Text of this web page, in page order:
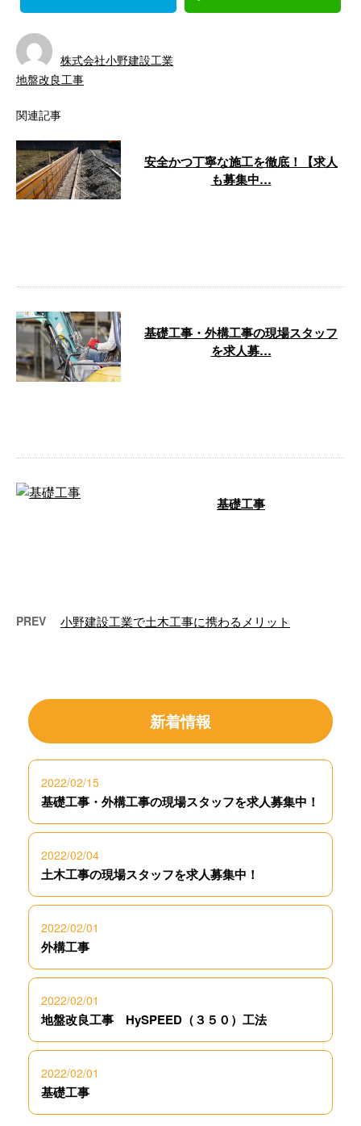
株式会社小野建設工業
地盤改良工事
関連記事
安全かつ丁寧な施工を徹底！【求人
も募集中…
基礎工事・外構工事の現場スタッフ
を求人募…
基礎工事
PREV 小野建設工業で土木工事に携わるメリット
新着情報
2022/02/15
基礎工事・外構工事の現場スタッフを求人募集中！
2022/02/04
土木工事の現場スタッフを求人募集中！
2022/02/01
外構工事
2022/02/01
地盤改良工事 HySPEED（３５０）工法
2022/02/01
基礎工事